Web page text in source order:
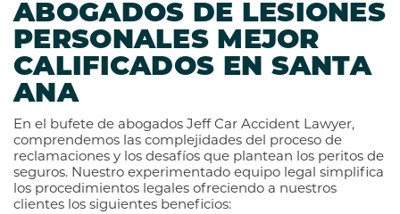
ABOGADOS DE LESIONES
PERSONALES MEJOR
CALIFICADOS EN SANTA
ANA
En el bufete de abogados Jeff Car Accident Lawyer,
comprendemos las complejidades del proceso de
reclamaciones y los desafíos que plantean los peritos de
seguros. Nuestro experimentado equipo legal simplifica
los procedimientos legales ofreciendo a nuestros
clientes los siguientes beneficios: